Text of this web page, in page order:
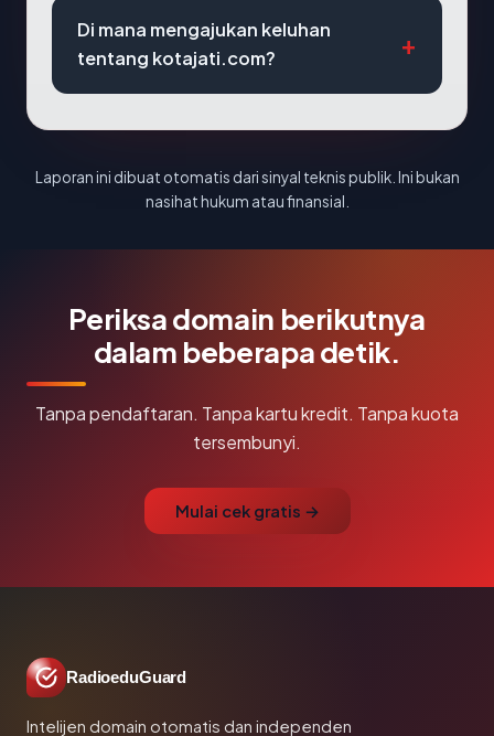
Di mana mengajukan keluhan
tentang kotajati.com?
Laporan ini dibuat otomatis dari sinyal teknis publik. Ini bukan
nasihat hukum atau finansial.
Periksa domain berikutnya
dalam beberapa detik.
Tanpa pendaftaran. Tanpa kartu kredit. Tanpa kuota
tersembunyi.
Mulai cek gratis →
RadioeduGuard
Intelijen domain otomatis dan independen